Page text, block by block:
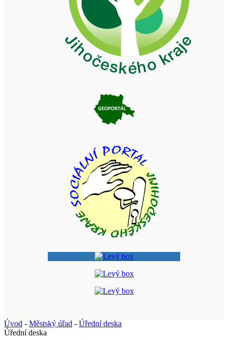
Úvod - Městský úřad - Úřední deska
Úřední deska